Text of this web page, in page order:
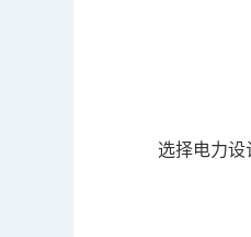
选择电力设